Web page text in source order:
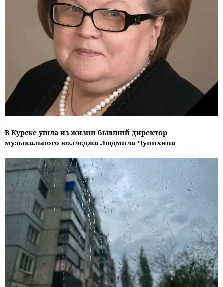
В Курске ушла из жизни бывший директор
музыкального колледжа Людмила Чунихина